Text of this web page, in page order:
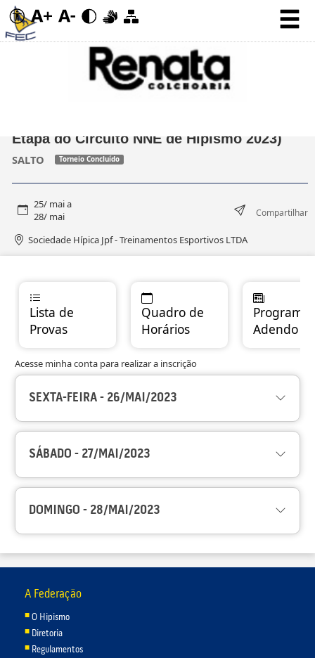
Etapa do Circuito NNE de Hipismo 2023)
SALTO Torneio Concluído
25/ mai a
28/ mai
Compartilhar
Sociedade Hípica Jpf - Treinamentos Esportivos LTDA
Lista de
Provas
Quadro de
Horários
Adendo
Acesse minha conta para realizar a inscrição
SEXTA-FEIRA - 26/MAI/2023
SÁBADO - 27/MAI/2023
DOMINGO - 28/MAI/2023
A Federação
O Hipismo
Diretoria
Regulamentos